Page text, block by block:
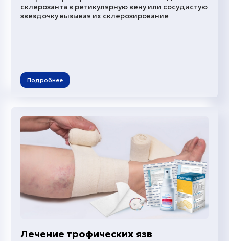
склерозанта в ретикулярную вену или сосудистую
звездочку вызывая их склерозирование
Подробнее
Лечение трофических язв